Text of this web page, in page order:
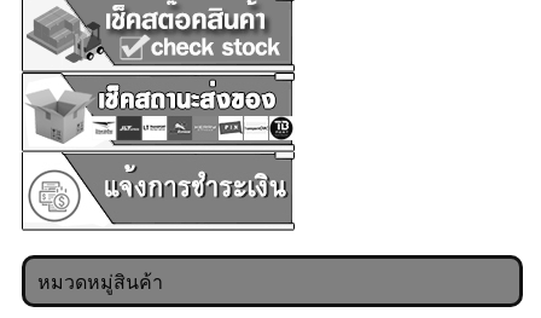
หมวดหมู่สินค้า